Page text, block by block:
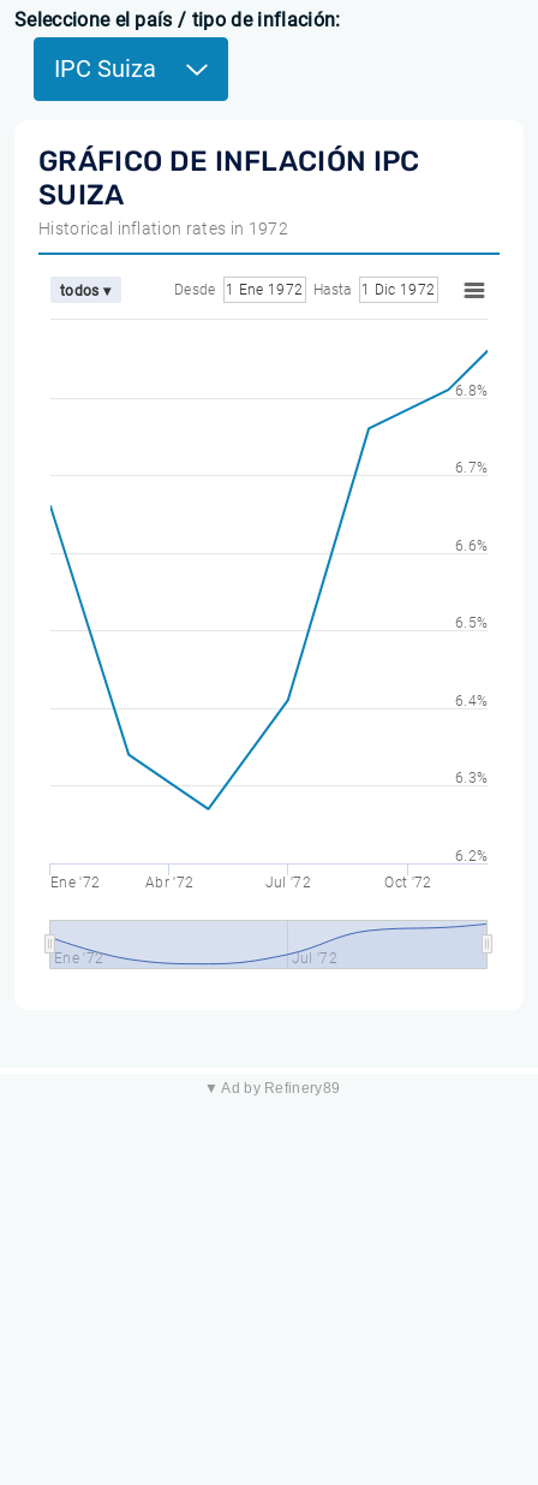
Seleccione el país / tipo de inflación:
IPC Suiza
GRÁFICO DE INFLACIÓN IPC
SUIZA
Historical inflation rates in 1972
todos ▾ Desde 1 Ene 1972 Hasta 1 Dic 1972
Ene '72 Abr '72 Jul '72 Oct '72
Ene '72 Jul '72
6.2%
6.3%
6.4%
6.5%
6.6%
6.7%
6.8%
▼ Ad by Refinery89